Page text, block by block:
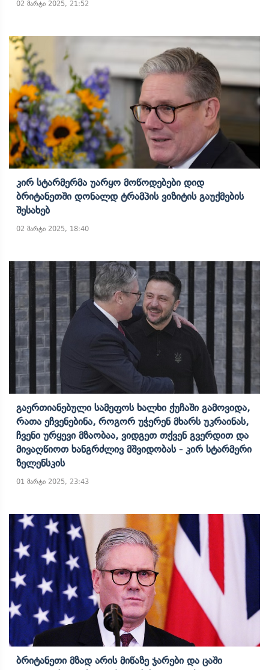
02 მარტი 2025, 21:52
Კირ Სტარმერმა Უარყო Მოწოდებები Დიდ
Ბრიტანეთში Დონალდ Ტრამპის Ვიზიტის Გაუქმების
Შესახებ
02 მარტი 2025, 18:40
Გაერთიანებული Სამეფოს Ხალხი Ქუჩაში Გამოვიდა,
Რათა Ეჩვენებინა, Როგორ Უჭერენ Მხარს Უკრაინას,
Ჩვენი Ურყევი Მზაობაა, Ვიდგეთ Თქვენ Გვერდით Და
Მივაღწიოთ Ხანგრძლივ Მშვიდობას - Კირ Სტარმერი
Ზელენსკის
01 მარტი 2025, 23:43
Ბრიტანეთი Მზად Არის Მიწაზე Ჯარები Და Ცაში